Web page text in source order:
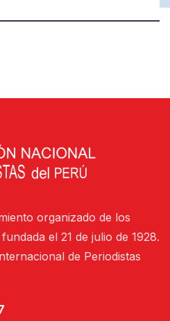
organizado de los
el 21 de julio de 1928.
de Periodistas